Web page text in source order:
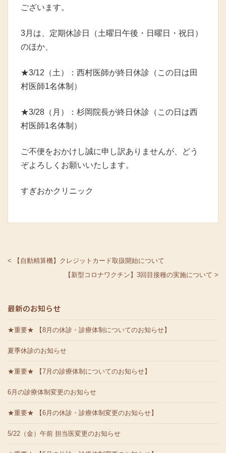
ございます。
3月は、定期休診日（土曜日午後・日曜日・祝日）
のほか、
★3/12（土）：西村医師が終日休診（この日は田
村医師1名体制）
★3/28（月）：杉岡院長が終日休診（この日は西
村医師1名体制）
ご不便をおかけし誠に申し訳ありませんが、どう
ぞよろしくお願いいたします。
すぎおかクリニック
< 【自動精算機】クレジットカード取扱開始について
【新型コロナワクチン】3回目接種の実施について >
最新のお知らせ
★重要★ 【8月の休診・診療体制についてのお知らせ】
夏季休診のお知らせ
★重要★ 【7月の診療体制についてのお知らせ】
6月の診療体制変更のお知らせ
★重要★ 【6月の休診・診療体制変更のお知らせ】
5/22（金）午前 担当医変更のお知らせ